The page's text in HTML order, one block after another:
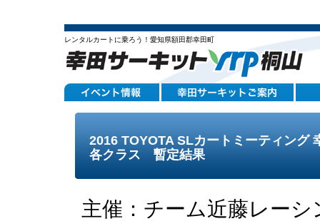
レンタルカートに乗ろう！愛知県額田郡幸田町
2016 TOYOTA SLカートミーティン
各クラス 暫定結果
主催：チーム近藤レー